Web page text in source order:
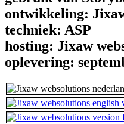
ontwikkeling:
techniek: ASP
hosting: Jixaw
oplevering: